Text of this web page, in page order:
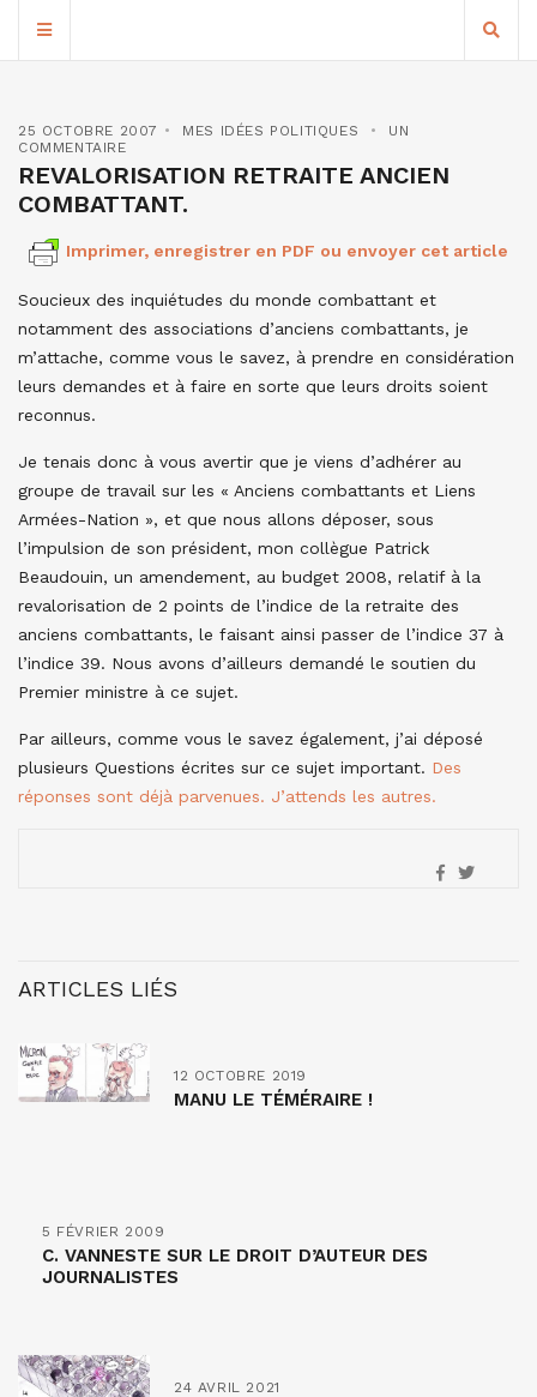
25 OCTOBRE 2007 MES IDÉES POLITIQUES
UN
COMMENTAIRE
REVALORISATION RETRAITE ANCIEN
COMBATTANT.
Imprimer, enregistrer en PDF ou envoyer cet article
Soucieux des inquiétudes du monde combattant et
notamment des associations d’anciens combattants, je
m’attache, comme vous le savez, à prendre en considération
leurs demandes et à faire en sorte que leurs droits soient
reconnus.
Je tenais donc à vous avertir que je viens d’adhérer au
groupe de travail sur les « Anciens combattants et Liens
Armées-Nation », et que nous allons déposer, sous
l’impulsion de son président, mon collègue Patrick
Beaudouin, un amendement, au budget 2008, relatif à la
revalorisation de 2 points de l’indice de la retraite des
anciens combattants, le faisant ainsi passer de l’indice 37 à
l’indice 39. Nous avons d’ailleurs demandé le soutien du
Premier ministre à ce sujet.
Par ailleurs, comme vous le savez également, j’ai déposé
plusieurs Questions écrites sur ce sujet important. Des
réponses sont déjà parvenues. J’attends les autres.
ARTICLES LIÉS
12 OCTOBRE 2019
MANU LE TÉMÉRAIRE !
5 FÉVRIER 2009
C. VANNESTE SUR LE DROIT D’AUTEUR DES
JOURNALISTES
24 AVRIL 2021